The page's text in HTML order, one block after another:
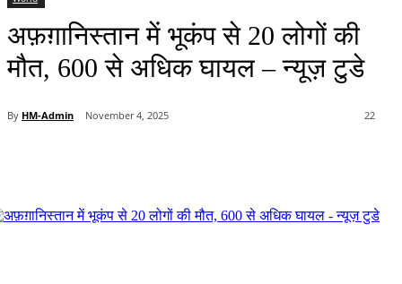
अफ़ग़ानिस्तान में भूकंप से 20 लोगों की
मौत, 600 से अधिक घायल – न्यूज़ टुडे
By HM-Admin November 4, 2025 22